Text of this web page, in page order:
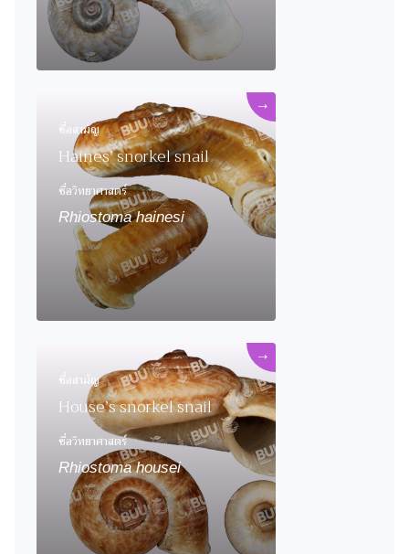
ชื่อสามัญ
Haines’ snorkel snail
ชื่อวิทยาศาสตร์
Rhiostoma hainesi
→
ชื่อสามัญ
House’s snorkel snail
ชื่อวิทยาศาสตร์
Rhiostoma housei
→